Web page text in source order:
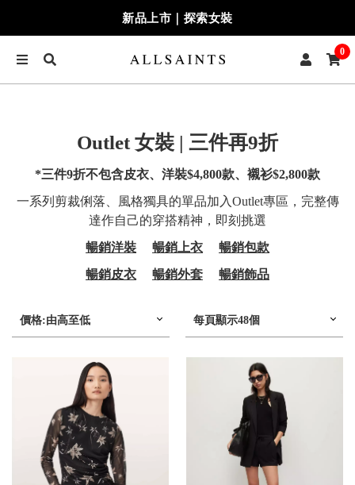
新品上市｜探索女裝
0
Outlet 女裝 | 三件再9折
*三件9折不包含皮衣、洋裝$4,800款、襯衫$2,800款
一系列剪裁俐落、風格獨具的單品加入Outlet專區，完整傳
達作自己的穿搭精神，即刻挑選
暢銷洋裝
暢銷上衣
暢銷包款
暢銷皮衣
暢銷外套 暢銷飾品
價格:由高至低 每頁顯示48個